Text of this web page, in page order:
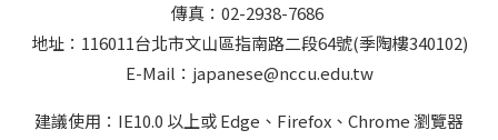
傳真：02-2938-7686
地址：116011台北市文山區指南路二段64號(季陶樓340102)
E-Mail：japanese@nccu.edu.tw
建議使用：IE10.0 以上或 Edge、Firefox、Chrome 瀏覽器